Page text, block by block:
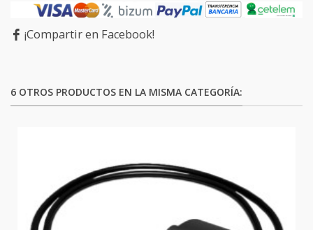
¡Compartir en Facebook!
6 OTROS PRODUCTOS EN LA MISMA CATEGORÍA: